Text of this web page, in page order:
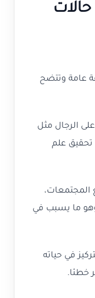
وتتضح
الرجال مثل
علم
ما يسبب في
في حياته